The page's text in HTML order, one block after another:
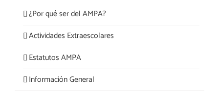
¿Por qué ser del AMPA?
Actividades Extraescolares
Estatutos AMPA
Información General